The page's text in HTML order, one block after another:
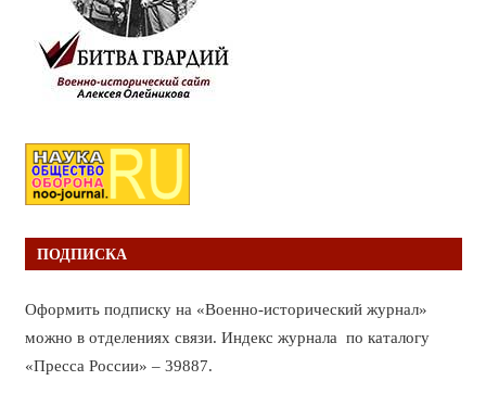
ПОДПИСКА
Оформить подписку на «Военно-исторический журнал»
можно в отделениях связи. Индекс журнала по каталогу
«Пресса России» – 39887.